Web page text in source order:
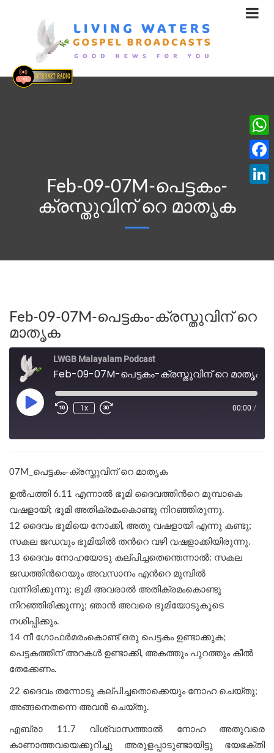
Feb-09-07M-പെട്ടകം-
ക്രസ്തുവിന് റെ മാതൃക
Feb-09-07M-പെട്ടകം-ക്രസ്തുവിന് റെ
മാതൃക
LWGB Malayalam Podcast
Feb-09-07M-പെട്ടകം-ക്രസ്തുവിന് റെ മാതൃക
1x 00:00 /
07M_പെട്ടകം-ക്രസ്തുവിന് റെ മാതൃക
ഉല്‍പത്തി 6.11 എന്നാൽ ഭൂമി ദൈവത്തിന്‍റെ മുമ്പാകെ
വഷളായി; ഭൂമി അതിക്രമംകൊണ്ടു നിറഞ്ഞിരുന്നു.
12 ദൈവം ഭൂമിയെ നോക്കി, അതു വഷളായി എന്നു കണ്ടു;
സകല ജഡവും ഭൂമിയിൽ തന്‍റെ വഴി വഷളാക്കിയിരുന്നു.
13 ദൈവം നോഹയോടു കല്പിച്ചതെന്തെന്നാൽ: സകല
ജഡത്തിന്‍റെയും അവസാനം എന്‍റെ മുമ്പിൽ
വന്നിരിക്കുന്നു; ഭൂമി അവരാൽ അതിക്രമംകൊണ്ടു
നിറഞ്ഞിരിക്കുന്നു; ഞാൻ അവരെ ഭൂമിയോടുകൂടെ
നശിപ്പിക്കും.
14 നീ ഗോഫർമരംകൊണ്ട് ഒരു പെട്ടകം ഉണ്ടാക്കുക;
പെട്ടകത്തിന് അറകൾ ഉണ്ടാക്കി, അകത്തും പുറത്തും കീൽ
തേക്കേണം.
22 ദൈവം തന്നോടു കല്പിച്ചതൊക്കെയും നോഹ ചെയ്തു;
അങ്ങനെതന്നെ അവൻ ചെയ്തു.
എബ്രാ 11.7 വിശ്വാസത്താൽ നോഹ അതുവരെ
കാണാത്തവയെക്കുറിച്ചു അരുളപ്പാടുണ്ടായിട്ടു ഭയഭക്തി